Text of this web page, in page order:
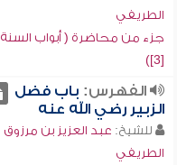
الطريفي
جزء من محاضرة ( أبواب السنة
[3])
الفهرس: باب فضل
الزبير رضي الله عنه
للشيخ: عبد العزيز بن مرزوق
الطريفي